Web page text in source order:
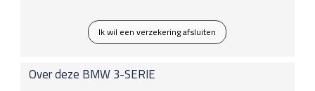
Ik wil een verzekering afsluiten
Over deze BMW3-SERIE